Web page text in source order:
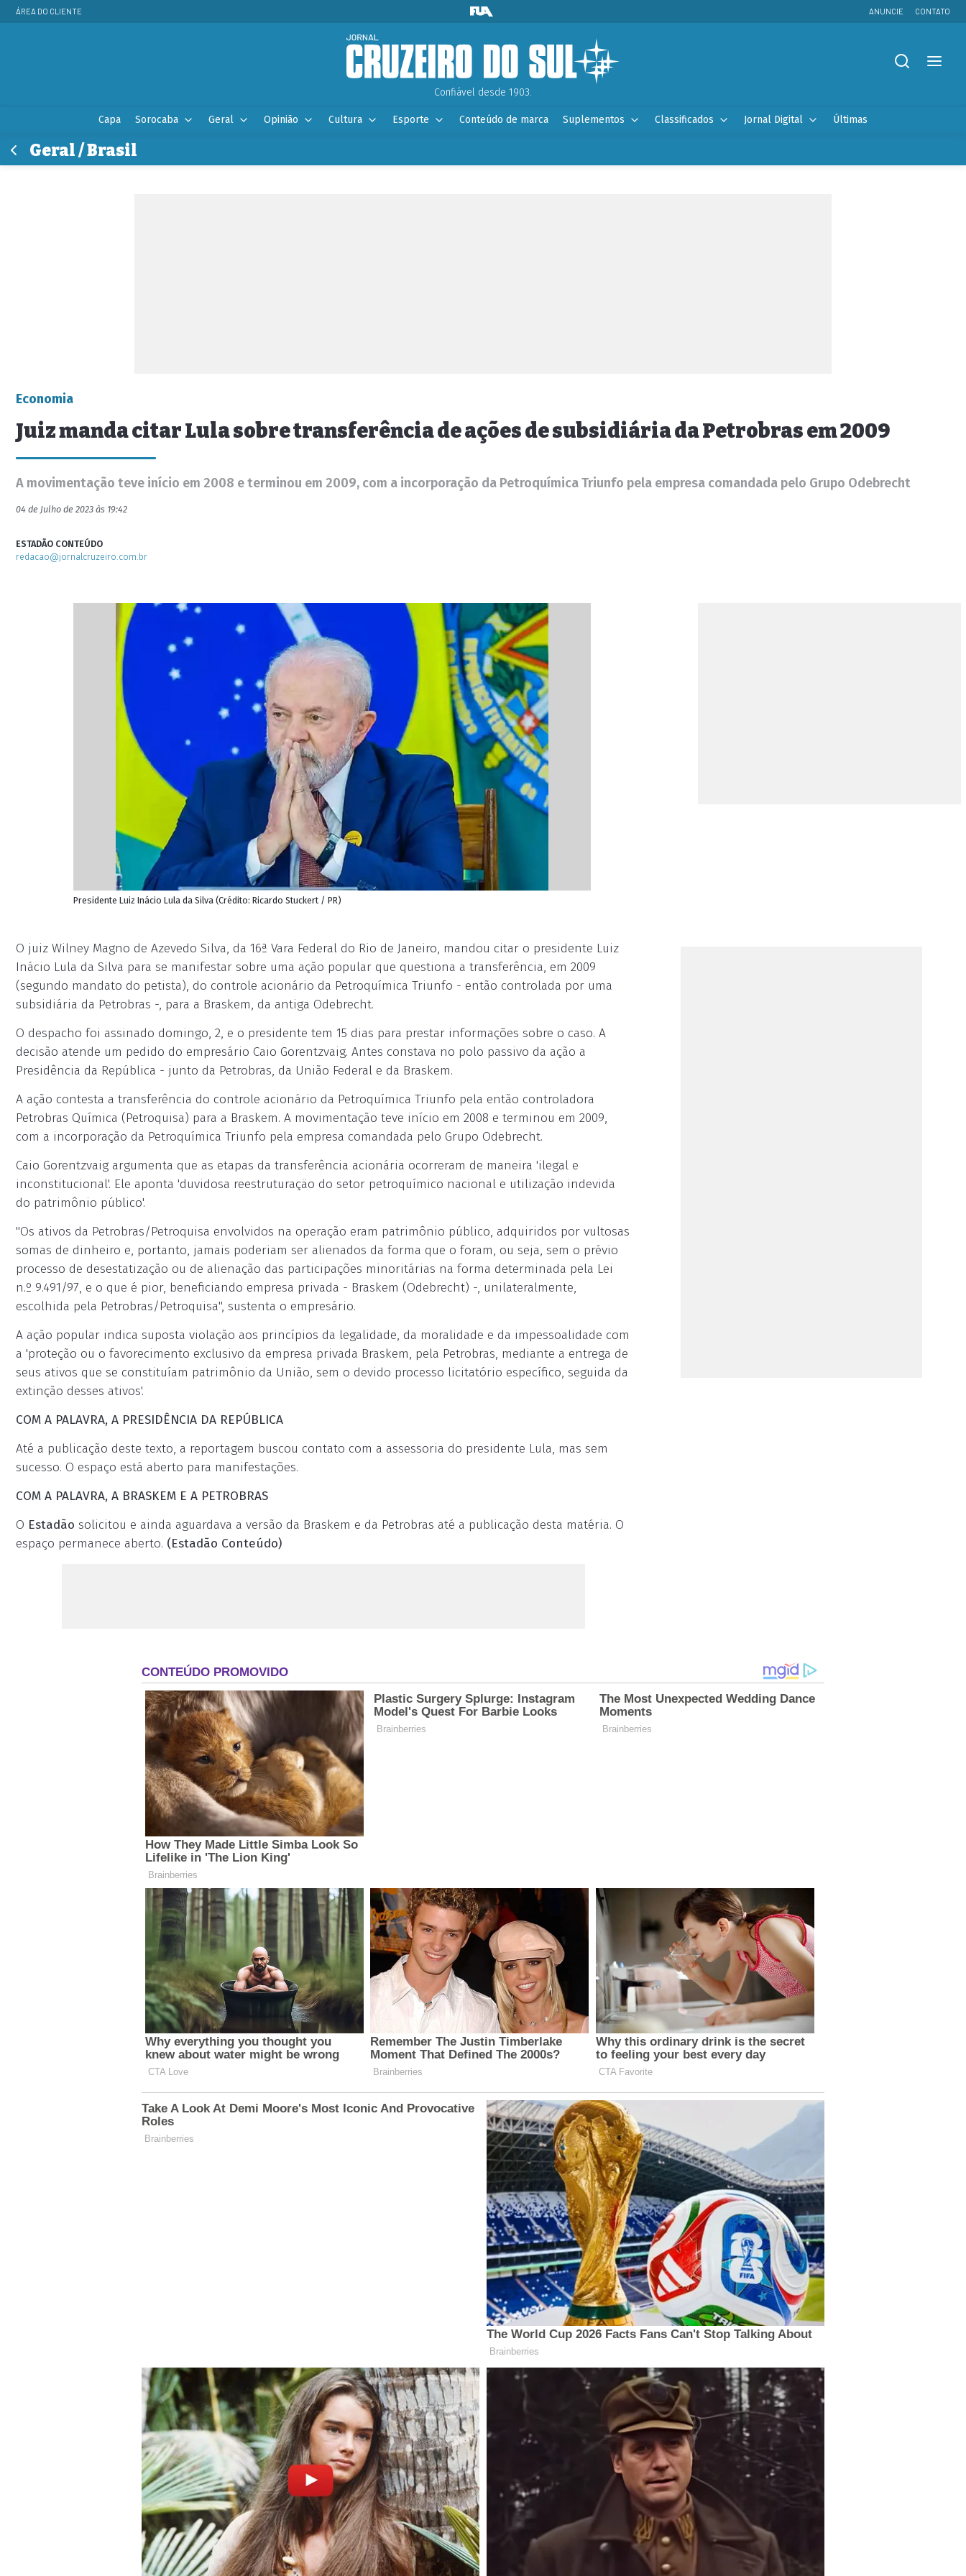
ÁREA DO CLIENTE ANUNCIE CONTATO
Confiável desde 1903.
Capa Sorocaba Geral Opinião Cultura Esporte Conteúdo de marca Suplementos Classificados Jornal Digital Últimas
Geral / Brasil
Economia
Juiz manda citar Lula sobre transferência de ações de subsidiária da Petrobras em 2009
A movimentação teve início em 2008 e terminou em 2009, com a incorporação da Petroquímica Triunfo pela empresa comandada pelo Grupo Odebrecht
04 de Julho de 2023 às 19:42
ESTADÃO CONTEÚDO
redacao@jornalcruzeiro.com.br
Presidente Luiz Inácio Lula da Silva (Crédito: Ricardo Stuckert / PR)
O juiz Wilney Magno de Azevedo Silva, da 16ª Vara Federal do Rio de Janeiro, mandou citar o presidente Luiz
Inácio Lula da Silva para se manifestar sobre uma ação popular que questiona a transferência, em 2009
(segundo mandato do petista), do controle acionário da Petroquímica Triunfo - então controlada por uma
subsidiária da Petrobras -, para a Braskem, da antiga Odebrecht.
O despacho foi assinado domingo, 2, e o presidente tem 15 dias para prestar informações sobre o caso. A
decisão atende um pedido do empresário Caio Gorentzvaig. Antes constava no polo passivo da ação a
Presidência da República - junto da Petrobras, da União Federal e da Braskem.
A ação contesta a transferência do controle acionário da Petroquímica Triunfo pela então controladora
Petrobras Química (Petroquisa) para a Braskem. A movimentação teve início em 2008 e terminou em 2009,
com a incorporação da Petroquímica Triunfo pela empresa comandada pelo Grupo Odebrecht.
Caio Gorentzvaig argumenta que as etapas da transferência acionária ocorreram de maneira 'ilegal e
inconstitucional'. Ele aponta 'duvidosa reestruturaçäo do setor petroquímico nacional e utilização indevida
do patrimônio público'.
"Os ativos da Petrobras/Petroquisa envolvidos na operação eram patrimônio público, adquiridos por vultosas
somas de dinheiro e, portanto, jamais poderiam ser alienados da forma que o foram, ou seja, sem o prévio
processo de desestatização ou de alienação das participações minoritárias na forma determinada pela Lei
n.º 9.491/97, e o que é pior, beneficiando empresa privada - Braskem (Odebrecht) -, unilateralmente,
escolhida pela Petrobras/Petroquisa", sustenta o empresário.
A ação popular indica suposta violação aos princípios da legalidade, da moralidade e da impessoalidade com
a 'proteção ou o favorecimento exclusivo da empresa privada Braskem, pela Petrobras, mediante a entrega de
seus ativos que se constituíam patrimônio da União, sem o devido processo licitatório específico, seguida da
extinção desses ativos'.
COM A PALAVRA, A PRESIDÊNCIA DA REPÚBLICA
Até a publicação deste texto, a reportagem buscou contato com a assessoria do presidente Lula, mas sem
sucesso. O espaço está aberto para manifestações.
COM A PALAVRA, A BRASKEM E A PETROBRAS
O Estadão solicitou e ainda aguardava a versão da Braskem e da Petrobras até a publicação desta matéria. O
espaço permanece aberto. (Estadão Conteúdo)